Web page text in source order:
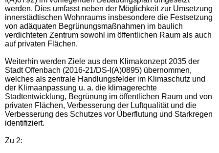
werden. Dies umfasst neben der Möglichkeit zur Umsetzung
innerstädtischen Wohnraums insbesondere die Festsetzung
von adäquaten Begrünungsmaßnahmen im baulich
verdichteten Zentrum sowohl im öffentlichen Raum als auch
auf privaten Flächen.
Weiterhin werden Ziele aus dem Klimakonzept 2035 der
Stadt Offenbach (2016-21/DS-I(A)0895) übernommen,
welches als zentrale Handlungsfelder im Klimaschutz und
der Klimaanpassung u. a. die klimagerechte
Stadtentwicklung, Begrünung im öffentlichen Raum und von
privaten Flächen, Verbesserung der Luftqualität und die
Verbesserung des Schutzes vor Überflutung und Starkregen
identifiziert.
Zu 2: